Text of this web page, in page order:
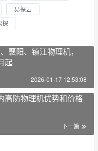
易探云
探
襄阳、镇江物理机，
起
2026-01-17 12:53:08
高防物理机优势和价格
下一篇